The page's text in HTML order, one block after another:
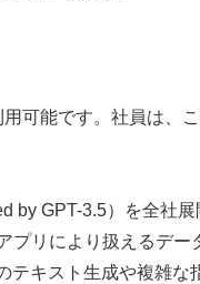
可能です。社員は、
by GPT-3.5）を全社展
プリにより扱えるデー
テキスト生成や複雑な